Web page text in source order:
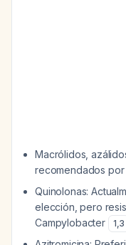
Macrólidos,
recomendados
Quinolonas:
elección, pero
Campylobacter
1,3